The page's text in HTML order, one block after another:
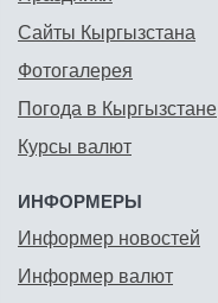
Сайты Кыргызстана
Фотогалерея
Погода в Кыргызстане
Курсы валют
ИНФОРМЕРЫ
Информер новостей
Информер валют